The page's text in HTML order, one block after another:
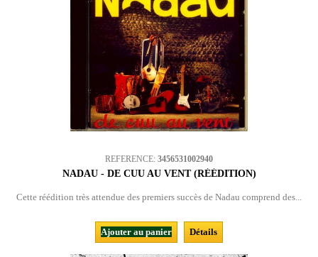
REFERENCE: 3456531002940
NADAU - DE CUU AU VENT (RÉÉDITION)
Cette réédition très attendue des premiers succès de Nadau comprend des...
Ajouter au panier Détails